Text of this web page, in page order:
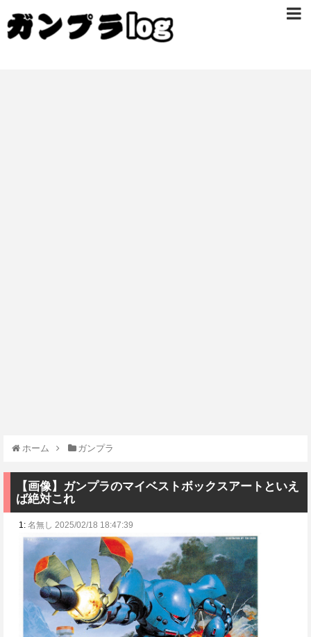
ホーム ガンプラ
【画像】ガンプラのマイベストボックスアートといえ
ば絶対これ
1: 名無し 2025/02/18 18:47:39